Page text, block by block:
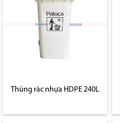
Thùng rác nhựa HDPE 240L